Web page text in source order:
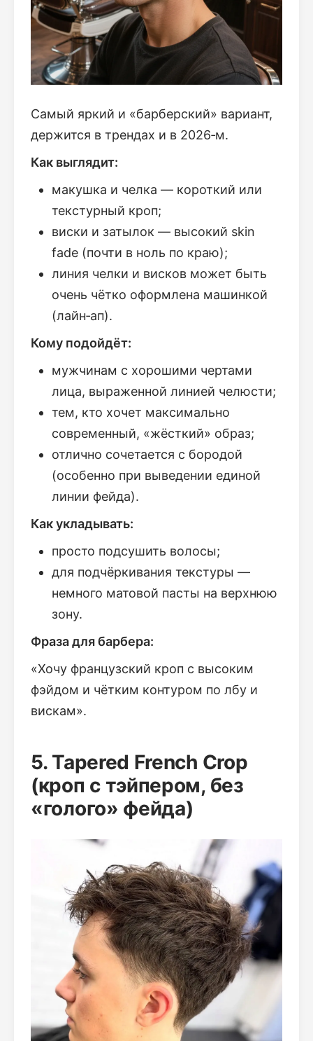
Самый яркий и «барберский» вариант,
держится в трендах и в 2026‑м.
Как выглядит:
макушка и челка — короткий или
текстурный кроп;
виски и затылок — высокий skin
fade (почти в ноль по краю);
линия челки и висков может быть
очень чётко оформлена машинкой
(лайн‑ап).
Кому подойдёт:
мужчинам с хорошими чертами
лица, выраженной линией челюсти;
тем, кто хочет максимально
современный, «жёсткий» образ;
отлично сочетается с бородой
(особенно при выведении единой
линии фейда).
Как укладывать:
просто подсушить волосы;
для подчёркивания текстуры —
немного матовой пасты на верхнюю
зону.
Фраза для барбера:
«Хочу французский кроп с высоким
фэйдом и чётким контуром по лбу и
вискам».
5. Tapered French Crop
(кроп с тэйпером, без
«голого» фейда)